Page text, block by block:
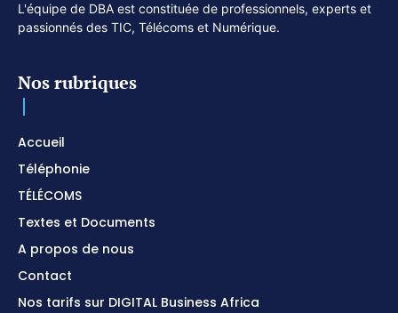
L'équipe de DBA est constituée de professionnels, experts et
passionnés des TIC, Télécoms et Numérique.
Nos rubriques
Accueil
Téléphonie
TÉLÉCOMS
Textes et Documents
A propos de nous
Contact
Nos tarifs sur DIGITAL Business Africa